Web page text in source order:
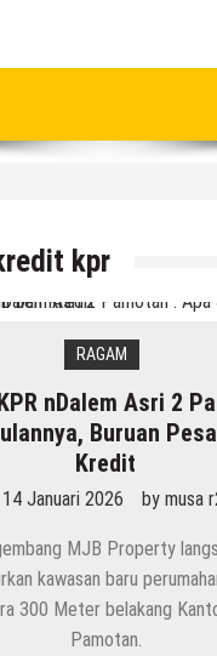
Warganya
Karena MBG
musa r2b
Jumlah Pasien Dugaan
Bertambah,
8 Agustus 2026 by musa
Boleh Digunakan,
Nasional Di Sekolah
kpr
RAGAM
nDalem Asri 2
Buruan
Kredit
14 Januari 2026 by musa
MJB Property
kawasan baru
300 Meter belakang
Pamotan.